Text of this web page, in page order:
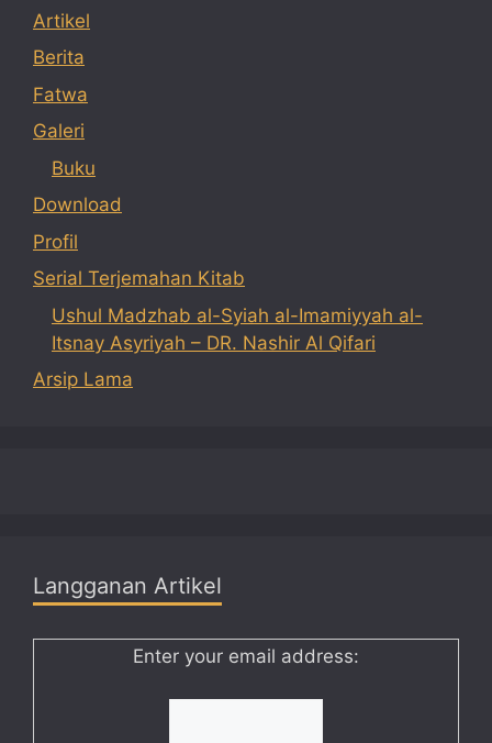
Artikel
Berita
Fatwa
Galeri
Buku
Download
Profil
Serial Terjemahan Kitab
Ushul Madzhab al-Syiah al-Imamiyyah al-
Itsnay Asyriyah – DR. Nashir Al Qifari
Arsip Lama
Langganan Artikel
Enter your email address: